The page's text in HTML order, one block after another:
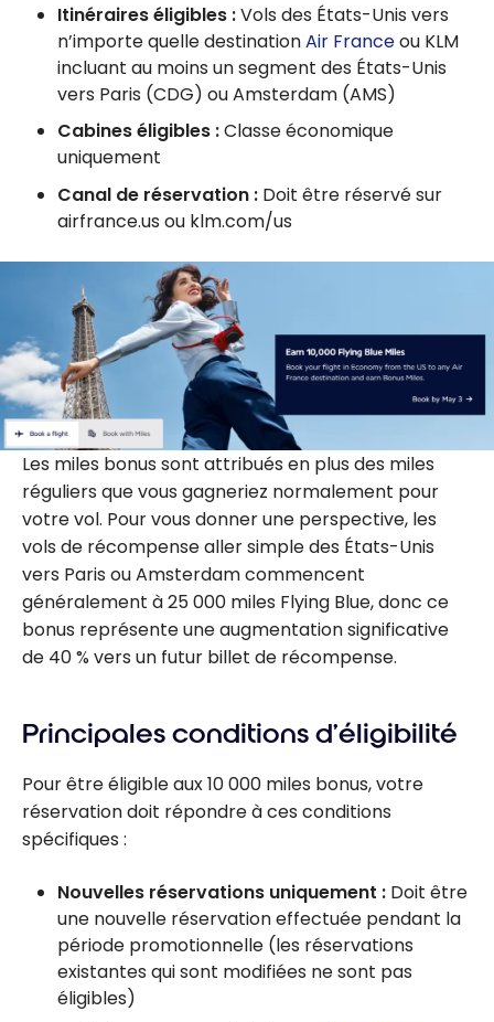
Itinéraires éligibles :Vols des États-Unis vers
n’importe quelle destinationAir Franceou KLM
incluant au moins un segment des États-Unis
vers Paris (CDG) ou Amsterdam (AMS)
Cabines éligibles :Classe économique
uniquement
Canal de réservation : Doit être réservé sur
airfrance.us ou klm.com/us
Les miles bonus sont attribués en plus des miles
réguliers que vous gagneriez normalement pour
votre vol. Pour vous donner une perspective, les
vols de récompense aller simple des États-Unis
vers Paris ou Amsterdam commencent
généralement à 25 000 miles Flying Blue, donc ce
bonus représente une augmentation significative
de 40 % vers un futur billet de récompense.
Principales conditions d’éligibilité
Pour être éligible aux 10 000 miles bonus, votre
réservation doit répondre à ces conditions
spécifiques :
Nouvelles réservations uniquement : Doit être
une nouvelle réservation effectuée pendant la
période promotionnelle (les réservations
existantes qui sont modifiées ne sont pas
éligibles)